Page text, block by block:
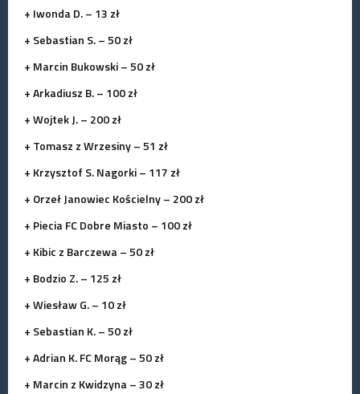
+ Iwonda D. – 13 zł
+ Sebastian S. – 50 zł
+ Marcin Bukowski – 50 zł
+ Arkadiusz B. – 100 zł
+ Wojtek J. – 200 zł
+ Tomasz z Wrzesiny – 51 zł
+ Krzysztof S. Nagorki – 117 zł
+ Orzeł Janowiec Kościelny – 200 zł
+ Piecia FC Dobre Miasto – 100 zł
+ Kibic z Barczewa – 50 zł
+ Bodzio Z. – 125 zł
+ Wiesław G. – 10 zł
+ Sebastian K. – 50 zł
+ Adrian K. FC Morąg – 50 zł
+ Marcin z Kwidzyna – 30 zł